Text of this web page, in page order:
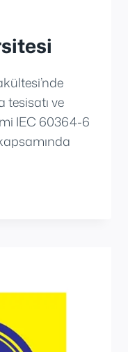
tesisatı ve
IEC 60364-6